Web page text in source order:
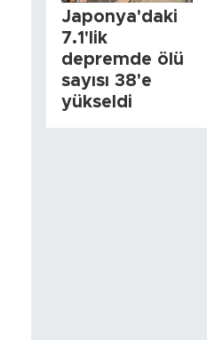
Japonya'daki
7.1'lik
depremde ölü
sayısı 38'e
yükseldi